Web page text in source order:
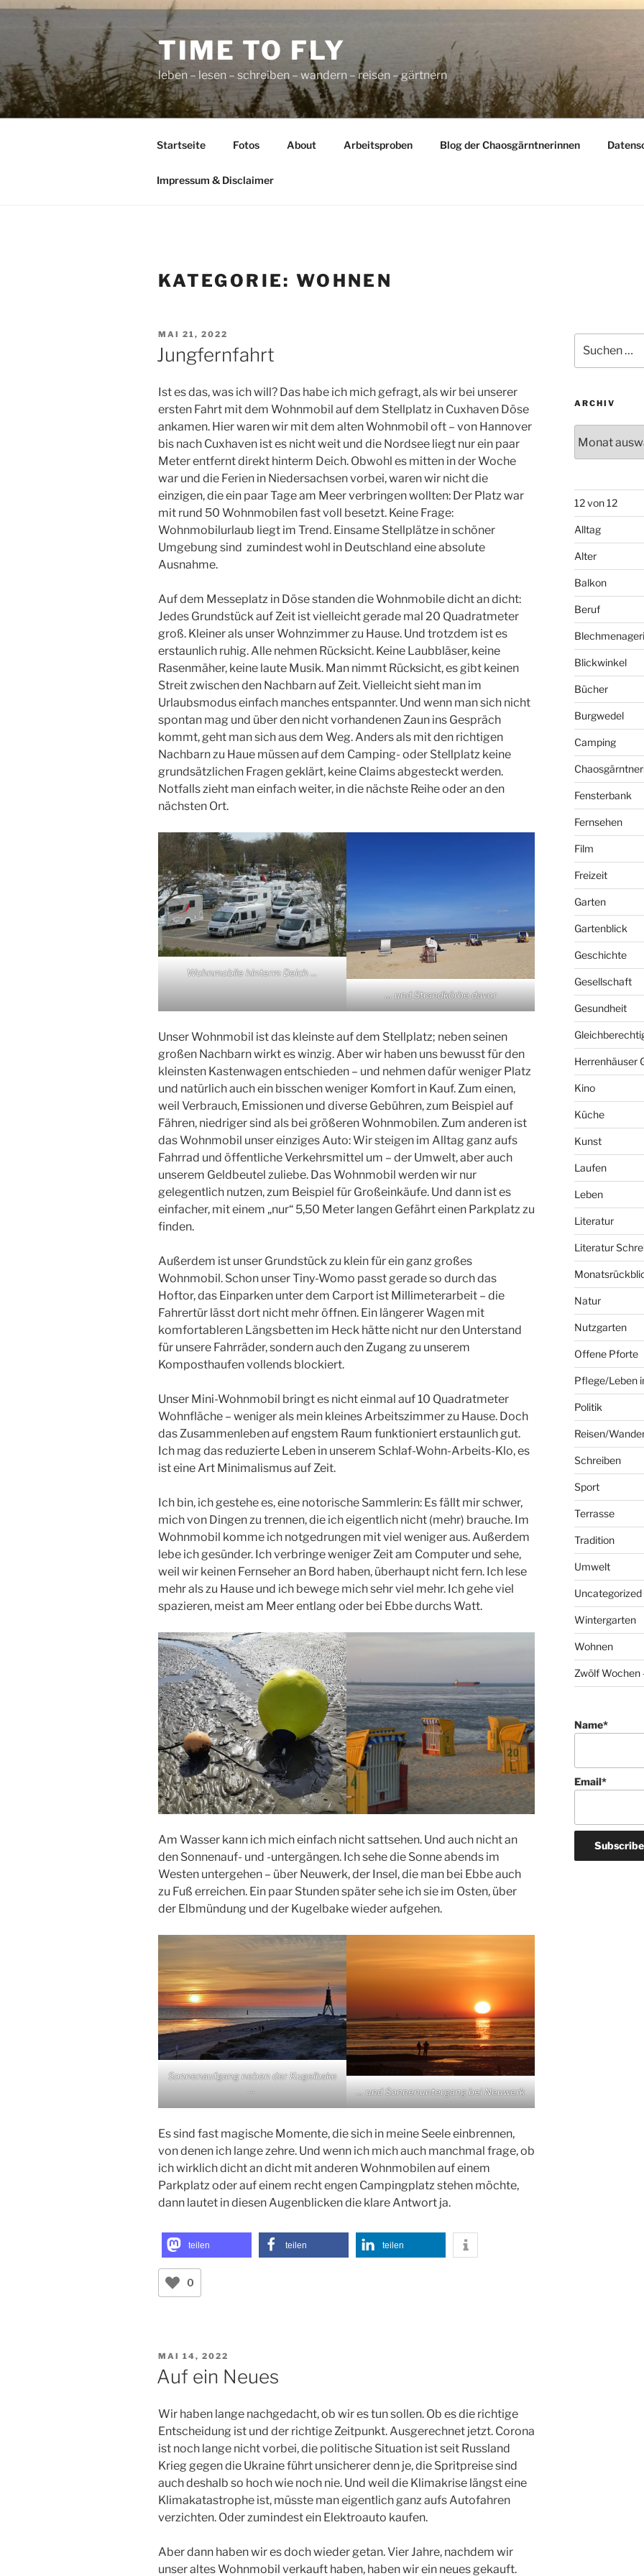
Zum
springen
TIME TO FLY
leben – lesen – schreiben – wandern – reisen – gärtnern
Startseite Fotos About Arbeitsproben Blog der Chaosgärntnerinnen
Impressum & Disclaimer
KATEGORIE: WOHNEN
VERÖFFENTLICHT
AM
MAI 21, 2022
Jungfernfahrt
Ist es das, was ich will? Das habe ich mich gefragt, als wir bei unserer
ersten Fahrt mit dem Wohnmobil auf dem Stellplatz in Cuxhaven Döse
ankamen. Hier waren wir mit dem alten Wohnmobil oft – von Hannover
bis nach Cuxhaven ist es nicht weit und die Nordsee liegt nur ein paar
Meter entfernt direkt hinterm Deich. Obwohl es mitten in der Woche
war und die Ferien in Niedersachsen vorbei, waren wir nicht die
einzigen, die ein paar Tage am Meer verbringen wollten: Der Platz war
mit rund 50 Wohnmobilen fast voll besetzt. Keine Frage:
Wohnmobilurlaub liegt im Trend. Einsame Stellplätze in schöner
Umgebung sind zumindest wohl in Deutschland eine absolute
Ausnahme.
Auf dem Messeplatz in Döse standen die Wohnmobile dicht an dicht:
Jedes Grundstück auf Zeit ist vielleicht gerade mal 20 Quadratmeter
groß. Kleiner als unser Wohnzimmer zu Hause. Und trotzdem ist es
erstaunlich ruhig. Alle nehmen Rücksicht. Keine Laubbläser, keine
Rasenmäher, keine laute Musik. Man nimmt Rücksicht, es gibt keinen
Streit zwischen den Nachbarn auf Zeit. Vielleicht sieht man im
Urlaubsmodus einfach manches entspannter. Und wenn man sich nicht
spontan mag und über den nicht vorhandenen Zaun ins Gespräch
kommt, geht man sich aus dem Weg. Anders als mit den richtigen
Nachbarn zu Haue müssen auf dem Camping- oder Stellplatz keine
grundsätzlichen Fragen geklärt, keine Claims abgesteckt werden.
Notfalls zieht man einfach weiter, in die nächste Reihe oder an den
nächsten Ort.
Wohnmobile hinterm Deich …
… und Strandkörbe davor
Unser Wohnmobil ist das kleinste auf dem Stellplatz; neben seinen
großen Nachbarn wirkt es winzig. Aber wir haben uns bewusst für den
kleinsten Kastenwagen entschieden – und nehmen dafür weniger Platz
und natürlich auch ein bisschen weniger Komfort in Kauf. Zum einen,
weil Verbrauch, Emissionen und diverse Gebühren, zum Beispiel auf
Fähren, niedriger sind als bei größeren Wohnmobilen. Zum anderen ist
das Wohnmobil unser einziges Auto: Wir steigen im Alltag ganz aufs
Fahrrad und öffentliche Verkehrsmittel um – der Umwelt, aber auch
unserem Geldbeutel zuliebe. Das Wohnmobil werden wir nur
gelegentlich nutzen, zum Beispiel für Großeinkäufe. Und dann ist es
einfacher, mit einem „nur“ 5,50 Meter langen Gefährt einen Parkplatz zu
finden.
Außerdem ist unser Grundstück zu klein für ein ganz großes
Wohnmobil. Schon unser Tiny-Womo passt gerade so durch das
Hoftor, das Einparken unter dem Carport ist Millimeterarbeit – die
Fahrertür lässt dort nicht mehr öffnen. Ein längerer Wagen mit
komfortableren Längsbetten im Heck hätte nicht nur den Unterstand
für unsere Fahrräder, sondern auch den Zugang zu unserem
Komposthaufen vollends blockiert.
Unser Mini-Wohnmobil bringt es nicht einmal auf 10 Quadratmeter
Wohnfläche – weniger als mein kleines Arbeitszimmer zu Hause. Doch
das Zusammenleben auf engstem Raum funktioniert erstaunlich gut.
Ich mag das reduzierte Leben in unserem Schlaf-Wohn-Arbeits-Klo, es
ist eine Art Minimalismus auf Zeit.
Ich bin, ich gestehe es, eine notorische Sammlerin: Es fällt mir schwer,
mich von Dingen zu trennen, die ich eigentlich nicht (mehr) brauche. Im
Wohnmobil komme ich notgedrungen mit viel weniger aus. Außerdem
lebe ich gesünder. Ich verbringe weniger Zeit am Computer und sehe,
weil wir keinen Fernseher an Bord haben, überhaupt nicht fern. Ich lese
mehr als zu Hause und ich bewege mich sehr viel mehr. Ich gehe viel
spazieren, meist am Meer entlang oder bei Ebbe durchs Watt.
Am Wasser kann ich mich einfach nicht sattsehen. Und auch nicht an
den Sonnenauf- und -untergängen. Ich sehe die Sonne abends im
Westen untergehen – über Neuwerk, der Insel, die man bei Ebbe auch
zu Fuß erreichen. Ein paar Stunden später sehe ich sie im Osten, über
der Elbmündung und der Kugelbake wieder aufgehen.
Sonnenaufgang neben der Kugelbake
…
… und Sonnenuntergang bei Neuwerk
Es sind fast magische Momente, die sich in meine Seele einbrennen,
von denen ich lange zehre. Und wenn ich mich auch manchmal frage, ob
ich wirklich dicht an dicht mit anderen Wohnmobilen auf einem
Parkplatz oder auf einem recht engen Campingplatz stehen möchte,
dann lautet in diesen Augenblicken die klare Antwort ja.
teilen teilen teilen
0
VERÖFFENTLICHT
AM
MAI 14, 2022
Auf ein Neues
Wir haben lange nachgedacht, ob wir es tun sollen. Ob es die richtige
Entscheidung ist und der richtige Zeitpunkt. Ausgerechnet jetzt. Corona
ist noch lange nicht vorbei, die politische Situation ist seit Russland
Krieg gegen die Ukraine führt unsicherer denn je, die Spritpreise sind
auch deshalb so hoch wie noch nie. Und weil die Klimakrise längst eine
Klimakatastrophe ist, müsste man eigentlich ganz aufs Autofahren
verzichten. Oder zumindest ein Elektroauto kaufen.
Aber dann haben wir es doch wieder getan. Vier Jahre, nachdem wir
unser altes Wohnmobil verkauft haben, haben wir ein neues gekauft.
nach:
ARCHIV
12 von 12
Alltag
Alter
Balkon
Beruf
Blickwinkel
Bücher
Burgwedel
Camping
Fensterbank
Fernsehen
Film
Freizeit
Garten
Gartenblick
Geschichte
Gesellschaft
Gesundheit
Herrenhäuser
Kino
Küche
Kunst
Laufen
Leben
Literatur
Literatur
Natur
Nutzgarten
Offene Pforte
Pflege/Leben
Politik
Reisen/
Schreiben
Sport
Terrasse
Tradition
Umwelt
Uncategorized
Wintergarten
Wohnen
Zwölf Wochen
Name*
Email*